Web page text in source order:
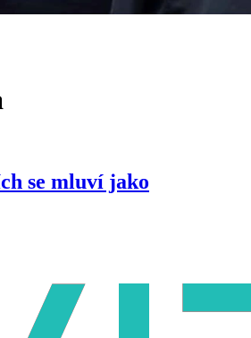
se mluví jako